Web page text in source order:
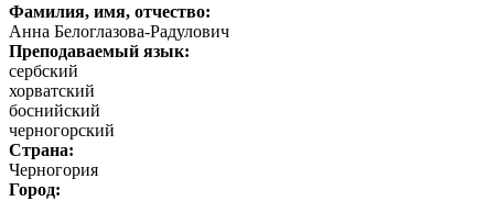
Фамилия, имя, отчество:
Анна Белоглазова-Радулович
Преподаваемый язык:
сербский
хорватский
боснийский
черногорский
Страна:
Черногория
Город: